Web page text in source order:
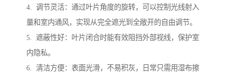
4. 调节灵活：通过叶片角度的旋转，可以控制光线射入
量和室内通风，实现从完全遮光到全敞开的自由调节。
5. 遮蔽性好：叶片闭合时能有效阻挡外部视线，保护室
内隐私。
6. 清洁方便：表面光滑，不易积灰，日常只需用湿布擦